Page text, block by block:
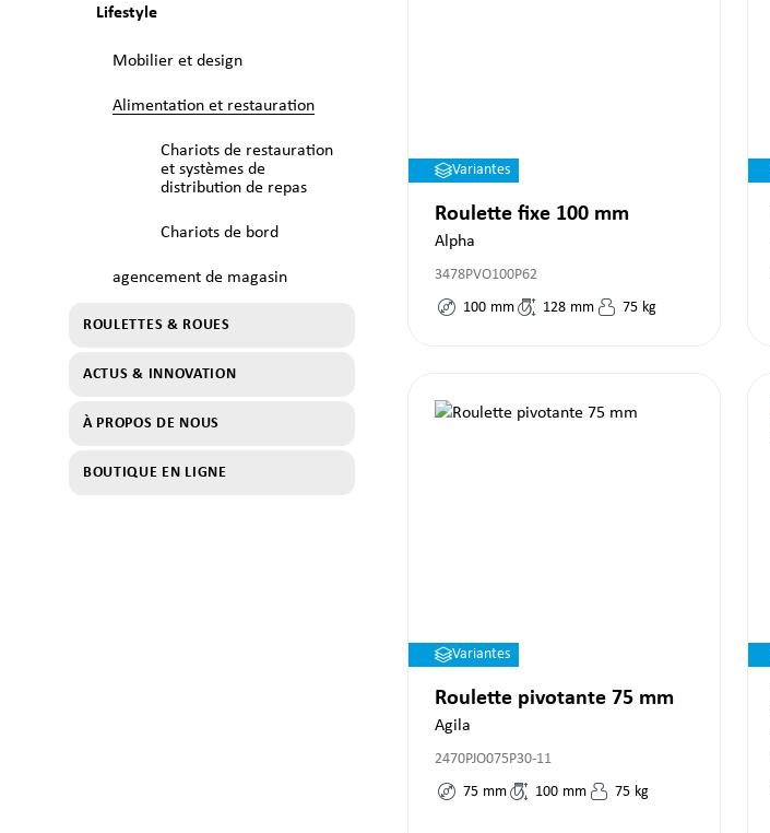
Lifestyle
Mobilier et design
Alimentation et restauration
Chariots de restauration
et systèmes de
distribution de repas
Chariots de bord
agencement de magasin
ROULETTES & ROUES
ACTUS & INNOVATION
À PROPOS DE NOUS
BOUTIQUE EN LIGNE
Variantes
Roulette fixe 100 mm
Alpha
3478PVO100P62
100 mm 128 mm 75 kg
Variantes
Roulette pivotante 75 mm
Agila
2470PJO075P30-11
75 mm 100 mm 75 kg